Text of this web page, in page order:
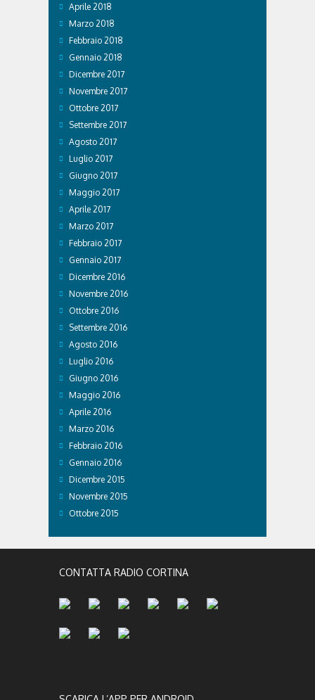
Aprile 2018
Marzo 2018
Febbraio 2018
Gennaio 2018
Dicembre 2017
Novembre 2017
Ottobre 2017
Settembre 2017
Agosto 2017
Luglio 2017
Giugno 2017
Maggio 2017
Aprile 2017
Marzo 2017
Febbraio 2017
Gennaio 2017
Dicembre 2016
Novembre 2016
Ottobre 2016
Settembre 2016
Agosto 2016
Luglio 2016
Giugno 2016
Maggio 2016
Aprile 2016
Marzo 2016
Febbraio 2016
Gennaio 2016
Dicembre 2015
Novembre 2015
Ottobre 2015
CONTATTA RADIO CORTINA